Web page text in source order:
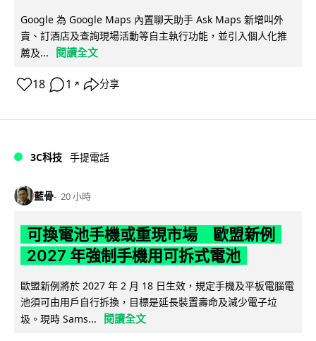
Google 為 Google Maps 內置聊天助手 Ask Maps 新增叫外
賣、訂酒店及查詢現場活動等自主執行功能，並引入個人化推
薦及...
閱讀全文
18 1 ↗ 分享
3C科技 手提電話
藍骨 20 小時
可換電池手機或重現市場 歐盟新例
2027 年強制手機用可拆式電池
歐盟新例將於 2027 年 2 月 18 日生效，規定手機及平板電腦電
池須可由用戶自行拆換，目標是延長裝置壽命及減少電子垃
圾。現時 Sams...
閱讀全文